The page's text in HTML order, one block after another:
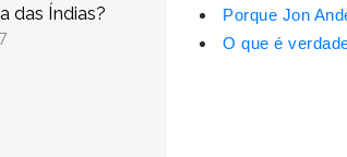
das Índias?
Porque Jon
O que é